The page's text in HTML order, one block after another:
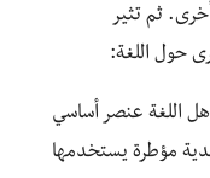
ثم تثير
حول اللغة:
اللغة عنصر أساسي
مؤطرة يستخدمها